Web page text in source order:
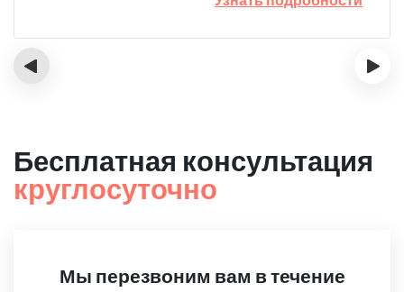
‹ ›
Бесплатная консультация
круглосуточно
Мы перезвоним вам в течение